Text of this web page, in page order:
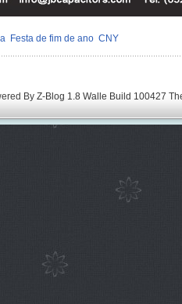
Festa de fim de ano CNY
By Z-Blog 1.8 Walle Build 100427